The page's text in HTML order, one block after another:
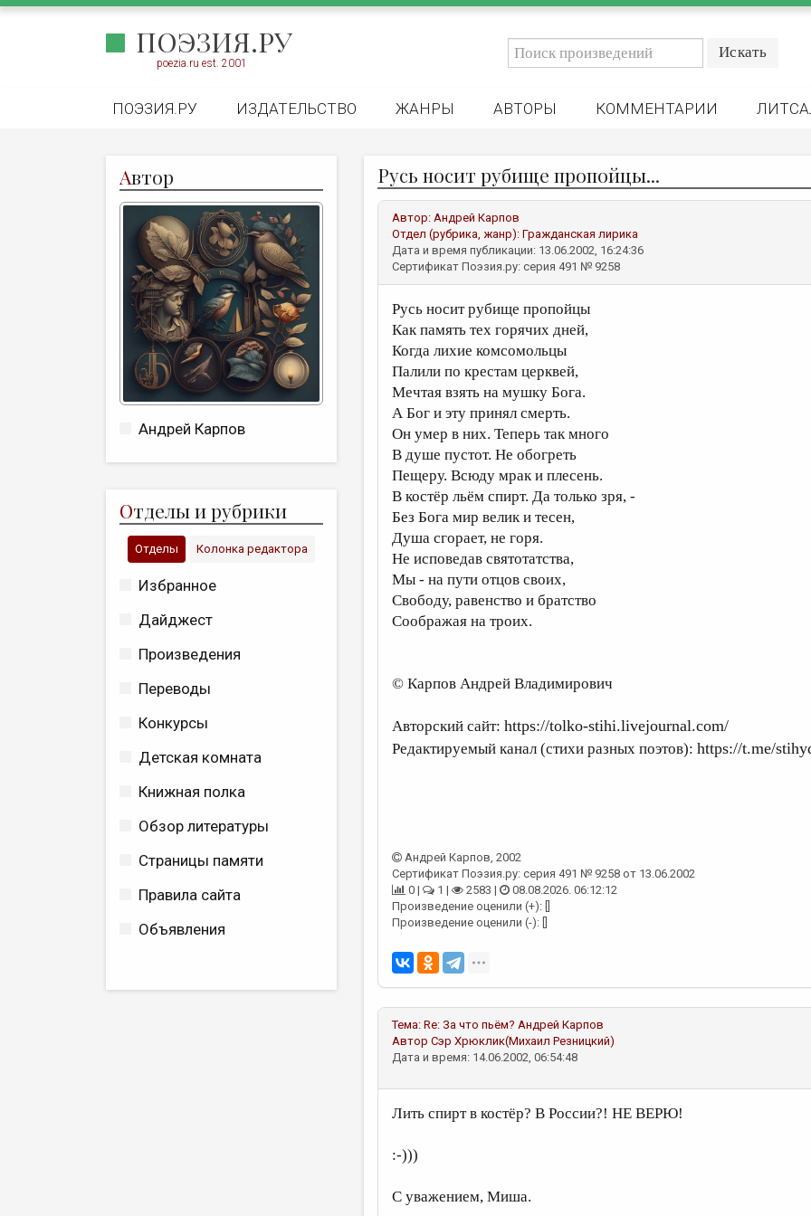
ПОЭЗИЯ.РУ
poezia.ru est. 2001
ПОЭЗИЯ.РУ ИЗДАТЕЛЬСТВО ЖАНРЫ АВТОРЫ КОММЕНТАРИИ
Автор
Андрей Карпов
Отделы и рубрики
Отделы Колонка редактора
Избранное
Дайджест
Произведения
Переводы
Конкурсы
Детская комната
Книжная полка
Обзор литературы
Страницы памяти
Правила сайта
Объявления
Русь носит рубище пропойцы...
Автор: Андрей Карпов
Отдел (рубрика, жанр): Гражданская лирика
Дата и время публикации: 13.06.2002, 16:24:36
Сертификат Поэзия.ру: серия 491 № 9258
Русь носит рубище пропойцы
Как память тех горячих дней,
Когда лихие комсомольцы
Палили по крестам церквей,
Мечтая взять на мушку Бога.
А Бог и эту принял смерть.
Он умер в них. Теперь так много
В душе пустот. Не обогреть
Пещеру. Всюду мрак и плесень.
В костёр льём спирт. Да только зря, -
Без Бога мир велик и тесен,
Душа сгорает, не горя.
Не исповедав святотатства,
Мы - на пути отцов своих,
Свободу, равенство и братство
Соображая на троих.
© Карпов Андрей Владимирович
Авторский сайт: https://tolko-stihi.livejournal.com/
Редактируемый канал (стихи разных поэтов): https://t.me/
Андрей Карпов, 2002
Сертификат Поэзия.ру: серия 491 № 9258 от 13.06.2002
0 |
1 | 2583 |
08.08.2026. 06:12:12
Произведение оценили (+): []
Произведение оценили (-): []
Тема: Re: За что пьём? Андрей Карпов
Автор Сэр Хрюклик(Михаил Резницкий)
Дата и время: 14.06.2002, 06:54:48
Лить спирт в костёр? В России?! НЕ ВЕРЮ!
:-)))
С уважением, Миша.